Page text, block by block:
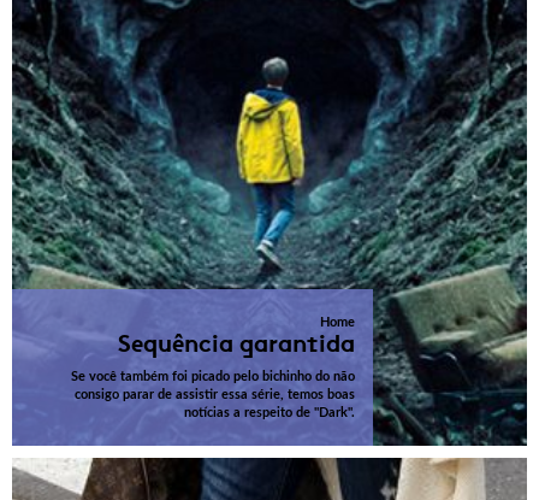
Home
Sequência garantida
Se você também foi picado pelo bichinho do não
consigo parar de assistir essa série, temos boas
notícias a respeito de "Dark".